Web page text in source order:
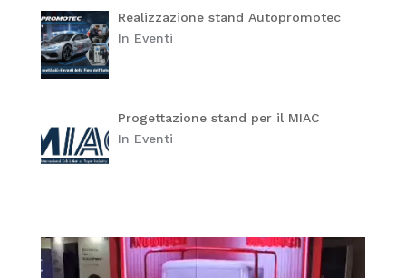
Realizzazione stand Autopromotec
In Eventi
Progettazione stand per il MIAC
In Eventi
itaprosrl
Giu 1